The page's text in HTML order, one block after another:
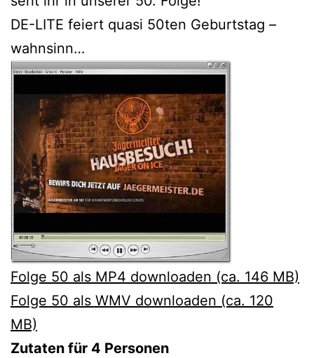
DE-LITE feiert quasi 50ten Geburtstag –
wahnsinn…
Folge 50 als MP4 downloaden (ca. 146 MB)
Folge 50 als WMV downloaden (ca. 120
MB)
Zutaten für 4 Personen